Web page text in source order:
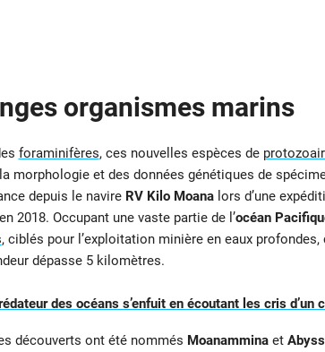
organismes marins
foraminifères, ces nouvelles espèces de
morphologie et des données génétiques de
depuis le navire RV Kilo Moanalors d’une
2018. Occupant une vaste partie de l’océan
, ciblés pour l’exploitation minière en eaux
dépasse 5 kilomètres.
des océans s’enfuit en écoutant les cris
découverts ont été nommés Moanammina et